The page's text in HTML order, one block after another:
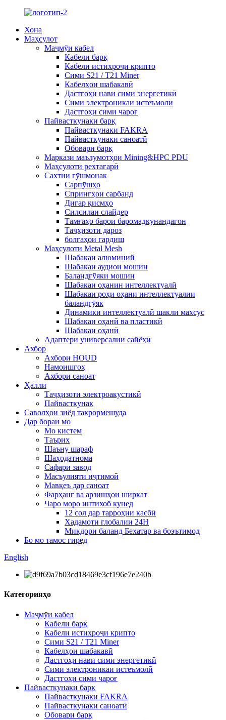
Хона
Маҳсулот
Маҷмӯи кабел
Кабели барқ
Кабели истихроҷи крипто
Сими S21 / T21 Miner
Кабелҳои шабакавӣ
Дастгоҳи нави сими энергетикӣ
Сими электроникаи истеъмолӣ
Дастгоҳи сими чароғ
Пайвасткунаки барқ
Пайвасткунаки FAKRA
Пайвасткунаки саноатӣ
Обовари барқ
Маркази маълумотҳои Mining&HPC PDU
Маҳсулоти рехтагарӣ
Сахтии гӯшмонак
Сарпӯшҳо
Спрингҳои сарбанд
Дигар қисмҳо
Силсилаи слайдер
Тамғаҳо барои баромадкунандагон
Таҷҳизоти дароз
болгаҳои гардиш
Маҳсулоти Metal Mesh
Шабакаи алюминий
Шабакаи аудиои мошин
Баландгӯяки мошин
Шабакаи оҳанин интеллектуалӣ
Шабакаи роҳи оҳани интеллектуалии
баландгӯяк
Динамики интеллектуалӣ шакли махсус
Шабакаи оҳанӣ ва пластикӣ
Шабакаи оҳанӣ
Адаптери универсалии сайёҳӣ
Ахбор
Ахбори HOUD
Намоишгоҳ
Ахбори саноат
Ҳалли
Таҷҳизоти электроакустикӣ
Пайвасткунак
Саволҳои зиёд такрормешуда
Дар бораи мо
Мо кистем
Таърих
Шаъну шараф
Шаҳодатнома
Сафари завод
Масъулияти иҷтимоӣ
Мавқеъ дар саноат
Фарҳанг ва арзишҳои ширкат
Чаро моро интихоб кунед
12 сол дар тарроҳии касбӣ
Хадамоти глобалии 24H
Миқдори баланд Бехатар ва боэътимод
Бо мо тамос гиред
English
Категорияҳо
Маҷмӯи кабел
Кабели барқ
Кабели истихроҷи крипто
Сими S21 / T21 Miner
Кабелҳои шабакавӣ
Дастгоҳи нави сими энергетикӣ
Сими электроникаи истеъмолӣ
Дастгоҳи сими чароғ
Пайвасткунаки барқ
Пайвасткунаки FAKRA
Пайвасткунаки саноатӣ
Обовари барқ